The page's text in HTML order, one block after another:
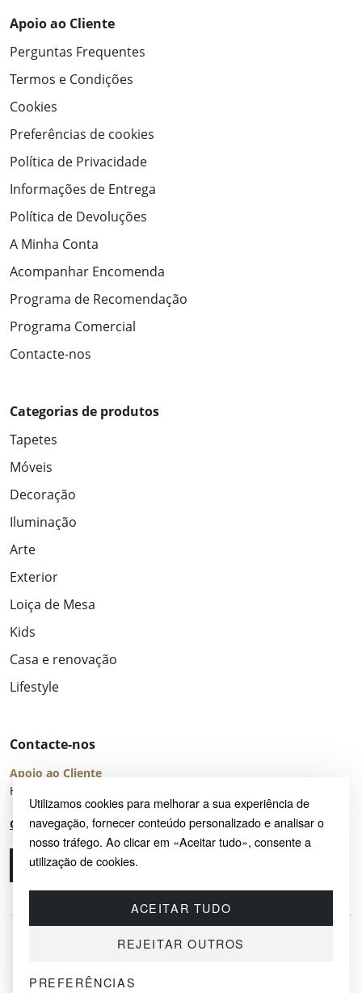
Utilizamos cookies para melhorar a sua experiência de
navegação, fornecer conteúdo personalizado e analisar o
nosso tráfego. Ao clicar em «Aceitar tudo», consente a
utilização de cookies.
ACEITAR TUDO
REJEITAR OUTROS
PREFERÊNCIAS
Apoio ao Cliente
Perguntas Frequentes
Termos e Condições
Cookies
Preferências de cookies
Política de Privacidade
Informações de Entrega
Política de Devoluções
A Minha Conta
Acompanhar Encomenda
Programa de Recomendação
Programa Comercial
Contacte-nos
Categorias de produtos
Tapetes
Móveis
Decoração
Iluminação
Arte
Exterior
Loiça de Mesa
Kids
Casa e renovação
Lifestyle
Contacte-nos
Apoio ao Cliente
Horário de Atendimento: seg – sex 8:00 – 16:00 (UTC+2)
Centro de Ajuda
Ligue-nos
© 2026 SAYRUG OÜ · KESKLINNA LINNAOSA, AHTRI TN 12, 10151, TALLINN,